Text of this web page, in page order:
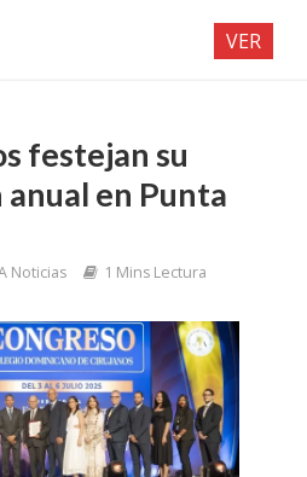
festejan su
en Punta
Noticias 1 Mins Lectura
VER